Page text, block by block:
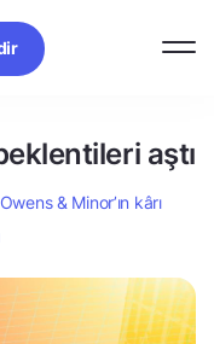
aştı
Owens & Minor’ın kârı